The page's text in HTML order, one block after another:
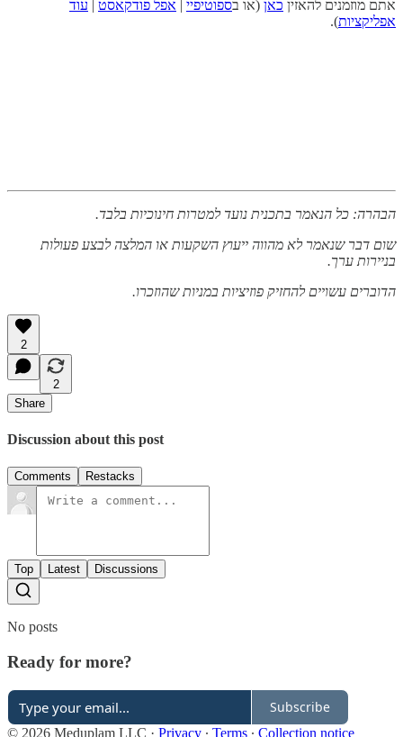
אתם מוזמנים להאזין כאן (או בספוטיפיי | אפל פודקאסט | עוד
אפליקציות).
הבהרה: כל הנאמר בתכנית נועד למטרות חינוכיות בלבד.
שום דבר שנאמר לא מהווה ייעוץ השקעות או המלצה לבצע פעולות
בניירות ערך.
הדוברים עשויים להחזיק פוזיציות במניות שהוזכרו.
2
2
Share
Discussion about this post
Comments Restacks
Top Latest Discussions
No posts
Ready for more?
Subscribe
© 2026 Meduplam LLC · Privacy ∙ Terms ∙ Collection notice